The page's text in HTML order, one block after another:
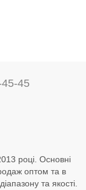
45
році. Основні
оптом та в
та якості.